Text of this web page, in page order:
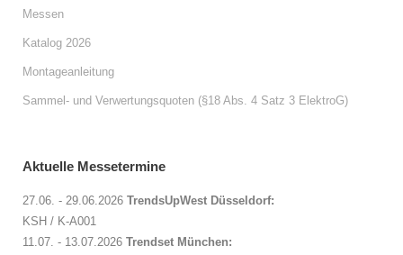
Messen
Katalog 2026
Montageanleitung
Sammel- und Verwertungsquoten (§18 Abs. 4 Satz 3 ElektroG)
Aktuelle Messetermine
27.06. - 29.06.2026 TrendsUpWest Düsseldorf:
KSH / K-A001
11.07. - 13.07.2026 Trendset München: